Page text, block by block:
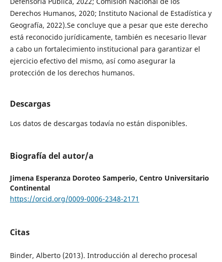
Derechos Humanos, 2020; Instituto Nacional de Estadística y
Geografía, 2022).Se concluye que a pesar que este derecho
está reconocido jurídicamente, también es necesario llevar
a cabo un fortalecimiento institucional para garantizar el
ejercicio efectivo del mismo, así como asegurar la
protección de los derechos humanos.
Descargas
Los datos de descargas todavía no están disponibles.
Biografía del autor/a
Jimena Esperanza Doroteo Samperio, Centro Universitario
Continental
https://orcid.org/0009-0006-2348-2171
Citas
Binder, Alberto (2013). Introducción al derecho procesal